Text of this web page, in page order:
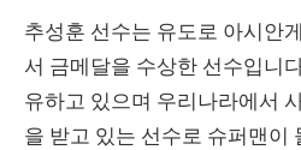
추성훈 선수는 유도로 아시안
서 금메달을 수상한 선수입니
유하고 있으며 우리나라에서
을 받고 있는 선수로 슈퍼맨이